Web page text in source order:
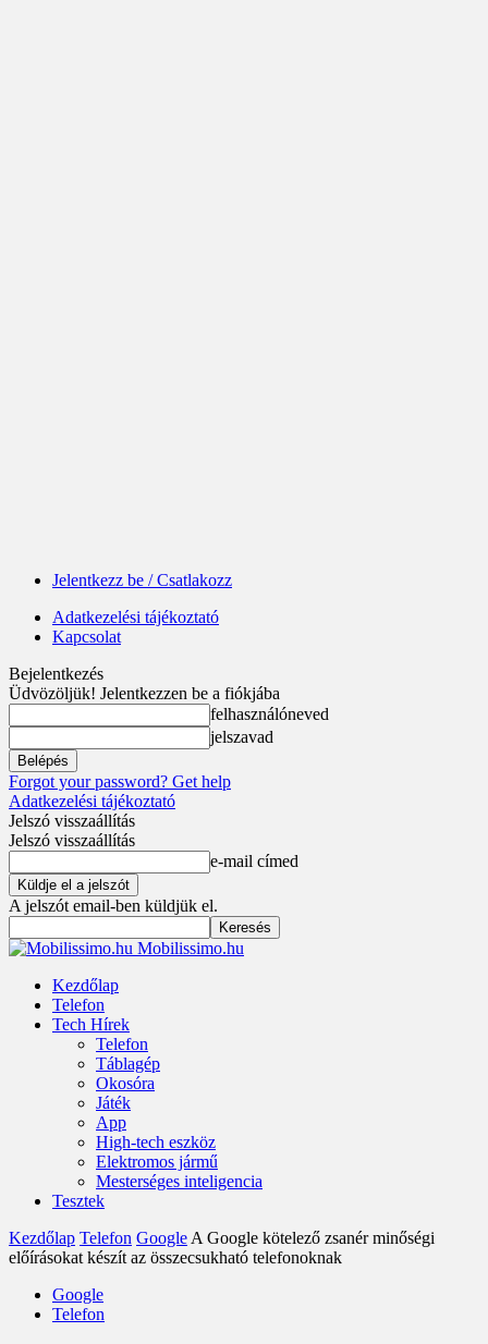
Jelentkezz be / Csatlakozz
Adatkezelési tájékoztató
Kapcsolat
Bejelentkezés
Üdvözöljük! Jelentkezzen be a fiókjába
felhasználóneved
jelszavad
Forgot your password? Get help
Adatkezelési tájékoztató
Jelszó visszaállítás
Jelszó visszaállítás
e-mail címed
A jelszót email-ben küldjük el.
Mobilissimo.hu
Kezdőlap
Telefon
Tech Hírek
Telefon
Táblagép
Okosóra
Játék
App
High-tech eszköz
Elektromos jármű
Mesterséges inteligencia
Tesztek
Kezdőlap Telefon Google A Google kötelező zsanér minőségi
előírásokat készít az összecsukható telefonoknak
Google
Telefon